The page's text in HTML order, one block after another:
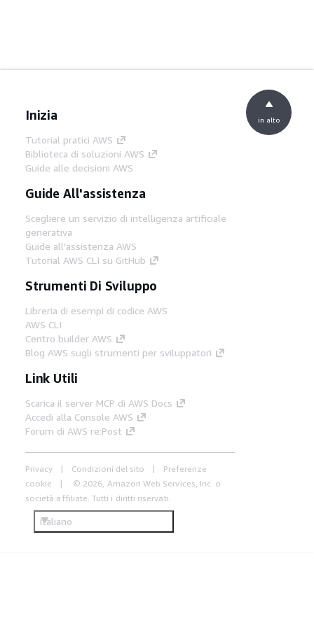
Inizia
Tutorial pratici AWS
Biblioteca di soluzioni AWS
Guide alle decisioni AWS
Guide All'assistenza
Scegliere un servizio di intelligenza artificiale
generativa
Guide all'assistenza AWS
Tutorial AWS CLI su GitHub
Strumenti Di Sviluppo
Libreria di esempi di codice AWS
AWS CLI
Centro builder AWS
Blog AWS sugli strumenti per sviluppatori
Link Utili
Scarica il server MCP di AWS Docs
Accedi alla Console AWS
Forum di AWS re:Post
Privacy Condizioni del sito
Preferenze
cookie
© 2026, Amazon Web Services, Inc. o
società affiliate. Tutti i diritti riservati.
Italiano
in alto